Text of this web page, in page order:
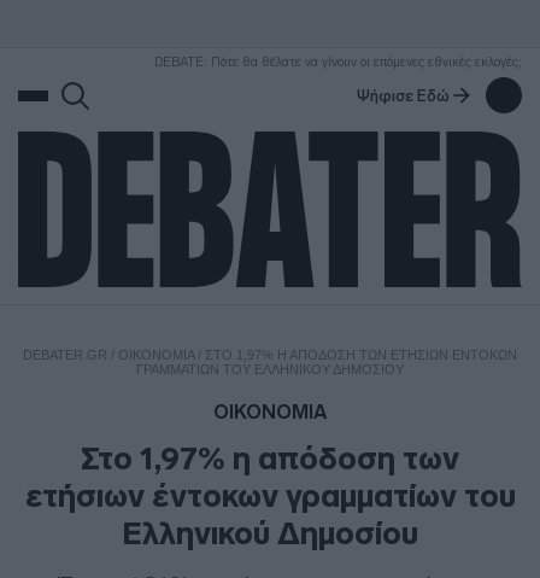
DEBATE: Πότε θα θέλατε να γίνουν οι επόμενες εθνικές εκλογές;
Ψήφισε Εδώ
DEBATER.GR / ΟΙΚΟΝΟΜΙΑ/ ΣΤΟ 1,97% Η ΑΠΌΔΟΣΗ ΤΩΝ ΕΤΉΣΙΩΝ ΈΝΤΟΚΩΝ
ΓΡΑΜΜΑΤΊΩΝ ΤΟΥ ΕΛΛΗΝΙΚΟΎ ΔΗΜΟΣΊΟΥ
ΟΙΚΟΝΟΜΙΑ
Στο 1,97% η απόδοση των
ετήσιων έντοκων γραμματίων του
Ελληνικού Δημοσίου